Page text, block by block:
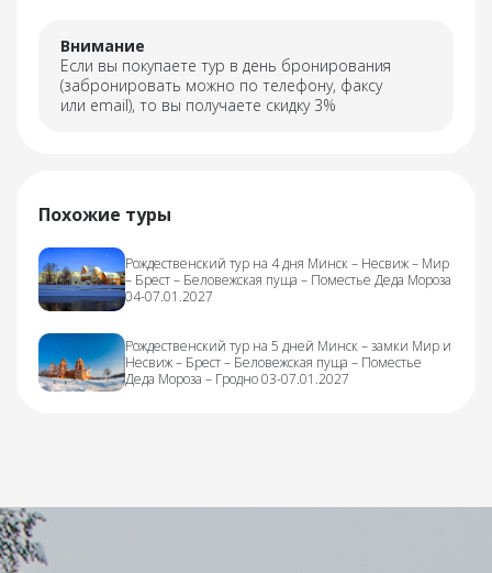
Внимание
Если вы покупаете тур в день бронирования
(забронировать можно по телефону, факсу
или email), то вы получаете скидку 3%
Похожие туры
Рождественский тур на 4 дня Минск – Несвиж – Мир
– Брест – Беловежская пуща – Поместье Деда Мороза
04-07.01.2027
Рождественский тур на 5 дней Минск – замки Мир и
Несвиж – Брест – Беловежская пуща – Поместье
Деда Мороза – Гродно 03-07.01.2027